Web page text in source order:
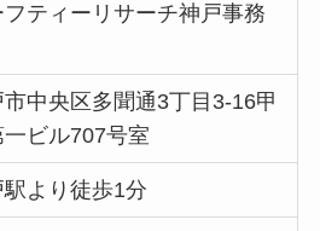
フティーリサーチ神戸事務
中央区多聞通3丁目3-16甲
ビル707号室
より徒歩1分